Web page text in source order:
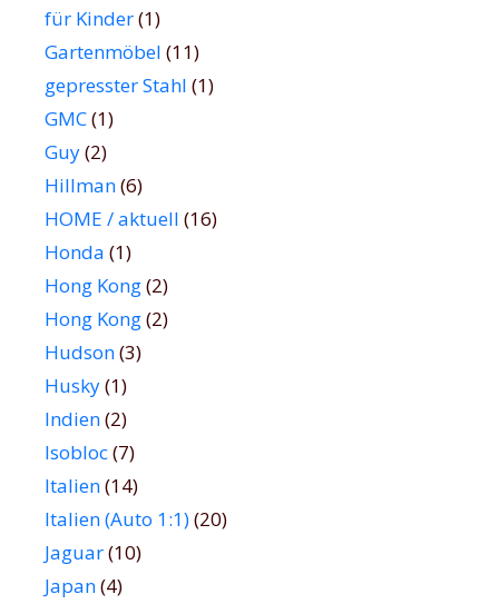
für Kinder(1)
Gartenmöbel (11)
gepresster Stahl (1)
GMC(1)
Guy(2)
Hillman(6)
HOME / aktuell (16)
Honda (1)
Hong Kong(2)
Hong Kong(2)
Hudson(3)
Husky(1)
Indien(2)
Isobloc(7)
Italien(14)
Italien (Auto 1:1)(20)
Jaguar(10)
Japan(4)